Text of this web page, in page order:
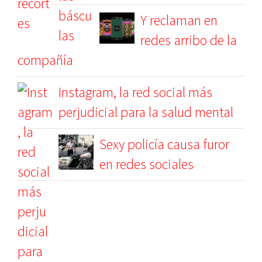
Y reclaman en
redes arribo de la
compañía
Instagram, la red social más
perjudicial para la salud mental
Sexy policía causa furor
en redes sociales